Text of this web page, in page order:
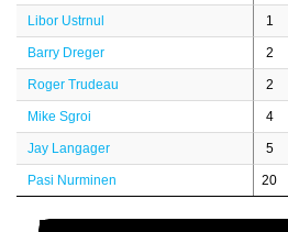
Libor Ustrnul 1
Barry Dreger 2
Roger Trudeau 2
Mike Sgroi 4
Jay Langager 5
Pasi Nurminen 20